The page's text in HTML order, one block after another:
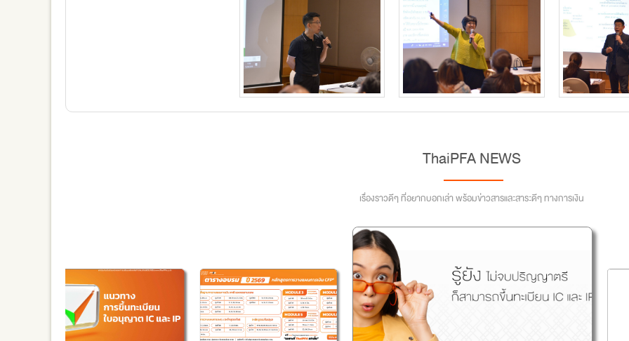
ThaiPFA NEWS
เรื่องราวดีๆ ที่อยากบอกเล่า พร้อมข่าวสารและสาระดีๆ ทางการเงิน